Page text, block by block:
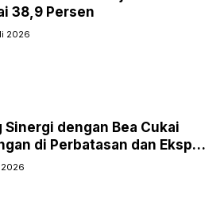
38,9 Persen
2026
dengan Bea Cukai
di Perbatasan dan Ekspor
2026